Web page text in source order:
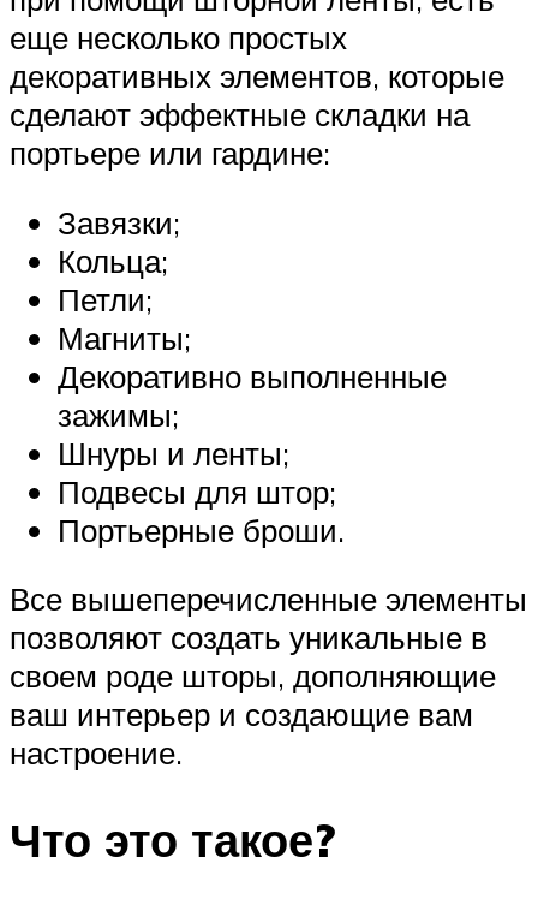
еще несколько простых
декоративных элементов, которые
сделают эффектные складки на
портьере или гардине:
Завязки;
Кольца;
Петли;
Магниты;
Декоративно выполненные
зажимы;
Шнуры и ленты;
Подвесы для штор;
Портьерные броши.
Все вышеперечисленные элементы
позволяют создать уникальные в
своем роде шторы, дополняющие
ваш интерьер и создающие вам
настроение.
Что это такое?